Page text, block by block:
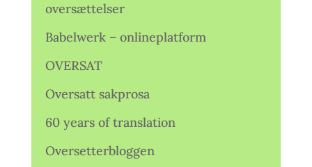
oversættelser
Babelwerk – onlineplatform
OVERSAT
Oversatt sakprosa
60 years of translation
Oversetterbloggen